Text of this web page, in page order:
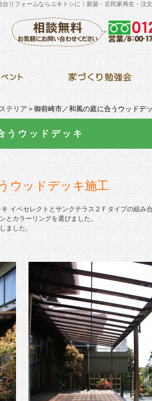
リフォームならユキトシに！新築・古民家再生・注
テリア＞御前崎市／和風の庭に合うウッドデ
うウッドデッキ
ウッドデッキ施工
イペセレクトとサンクテラス２Ｆタイプの組み
とカラーリングを選びました。
ました。